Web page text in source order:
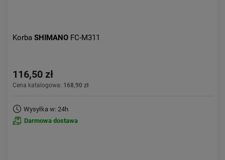
Korba SHIMANO FC-M311
116,50 zł
Cena katalogowa: 168,90 zł
Wysyłka w: 24h
Darmowa dostawa